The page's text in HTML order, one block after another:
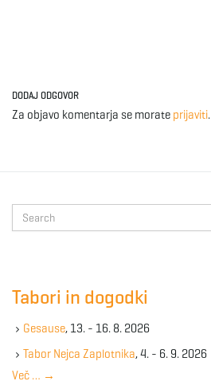
DODAJ ODGOVOR
Za objavo komentarja se morate prijaviti.
e
e
y
w
Tabori in dogodki
Gesause, 13. - 16. 8. 2026
Tabor Nejca Zaplotnika, 4. - 6. 9. 2026
Več … →